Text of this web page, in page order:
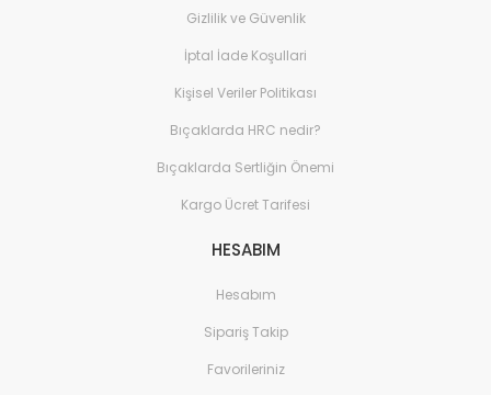
Gizlilik ve Güvenlik
İptal İade Koşullari
Kişisel Veriler Politikası
Bıçaklarda HRC nedir?
Bıçaklarda Sertliğin Önemi
Kargo Ücret Tarifesi
HESABIM
Hesabım
Sipariş Takip
Favorileriniz